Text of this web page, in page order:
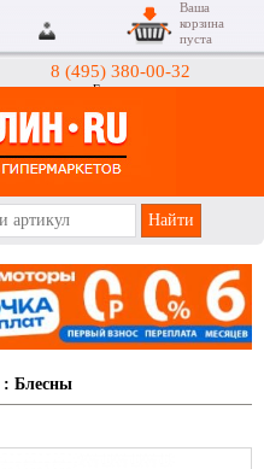
8 (495) 380-00-32
Гипермаркеты
Ваша
корзина
пуста
: Блесны